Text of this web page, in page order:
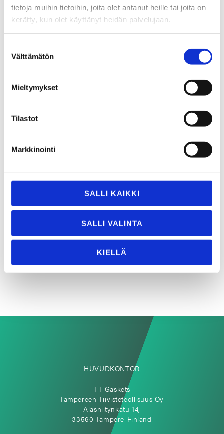
tietoja muihin tietoihin, joita olet antanut heille tai joita on
kerätty, kun olet käyttänyt heidän palvelujaan.
valinta
Välttämätön
Mieltymykset
Tilastot
Markkinointi
SALLI KAIKKI
SALLI VALINTA
KIELLÄ
Fler videor
HUVUDKONTOR
TT Gaskets
Tampereen Tiivisteteollisuus Oy
Alasniitynkatu 14,
33560 Tampere-Finland